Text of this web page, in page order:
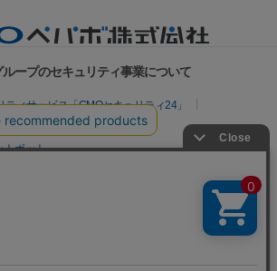
ープのセキュリティ事業について
ィサービス「GMOセキュリティ24」
サイトリスク診断
トボット
Security）